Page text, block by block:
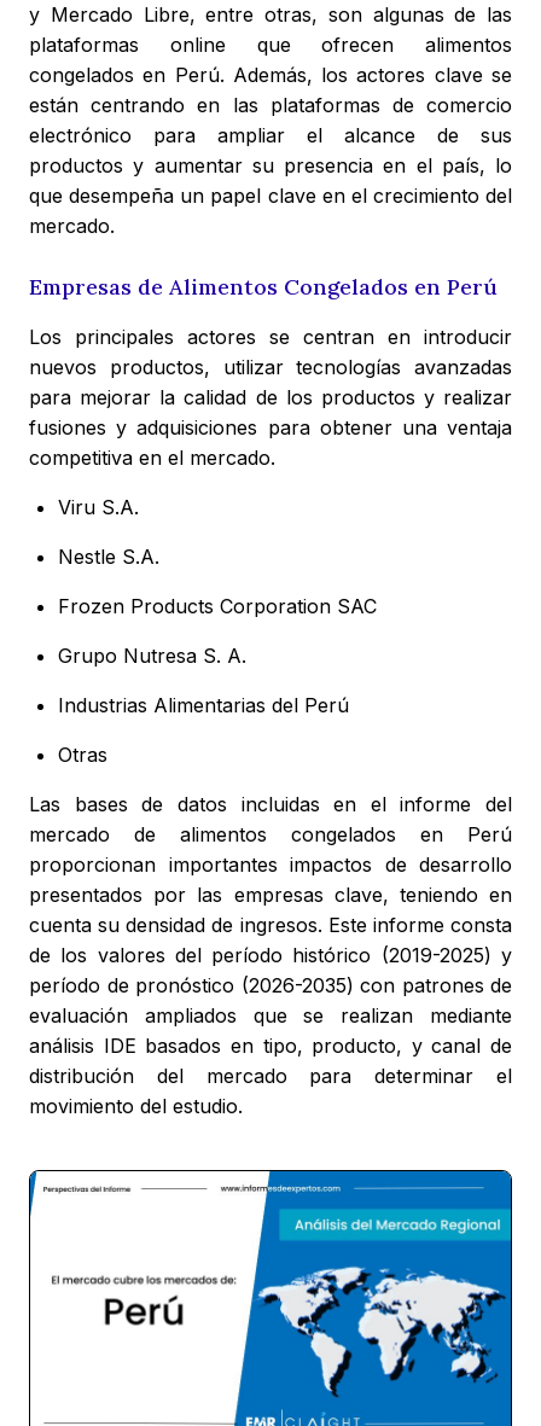
y Mercado Libre, entre otras, son algunas de las
plataformas online que ofrecen alimentos
congelados en Perú. Además, los actores clave se
están centrando en las plataformas de comercio
electrónico para ampliar el alcance de sus
productos y aumentar su presencia en el país, lo
que desempeña un papel clave en el crecimiento del
mercado.
Empresas de Alimentos Congelados en Perú
Los principales actores se centran en introducir
nuevos productos, utilizar tecnologías avanzadas
para mejorar la calidad de los productos y realizar
fusiones y adquisiciones para obtener una ventaja
competitiva en el mercado.
Viru S.A.
Nestle S.A.
Frozen Products Corporation SAC
Grupo Nutresa S. A.
Industrias Alimentarias del Perú
Otras
Las bases de datos incluidas en el informe del
mercado de alimentos congelados en Perú
proporcionan importantes impactos de desarrollo
presentados por las empresas clave, teniendo en
cuenta su densidad de ingresos. Este informe consta
de los valores del período histórico (2019-2025) y
período de pronóstico (2026-2035) con patrones de
evaluación ampliados que se realizan mediante
análisis IDE basados en tipo, producto, y canal de
distribución del mercado para determinar el
movimiento del estudio.